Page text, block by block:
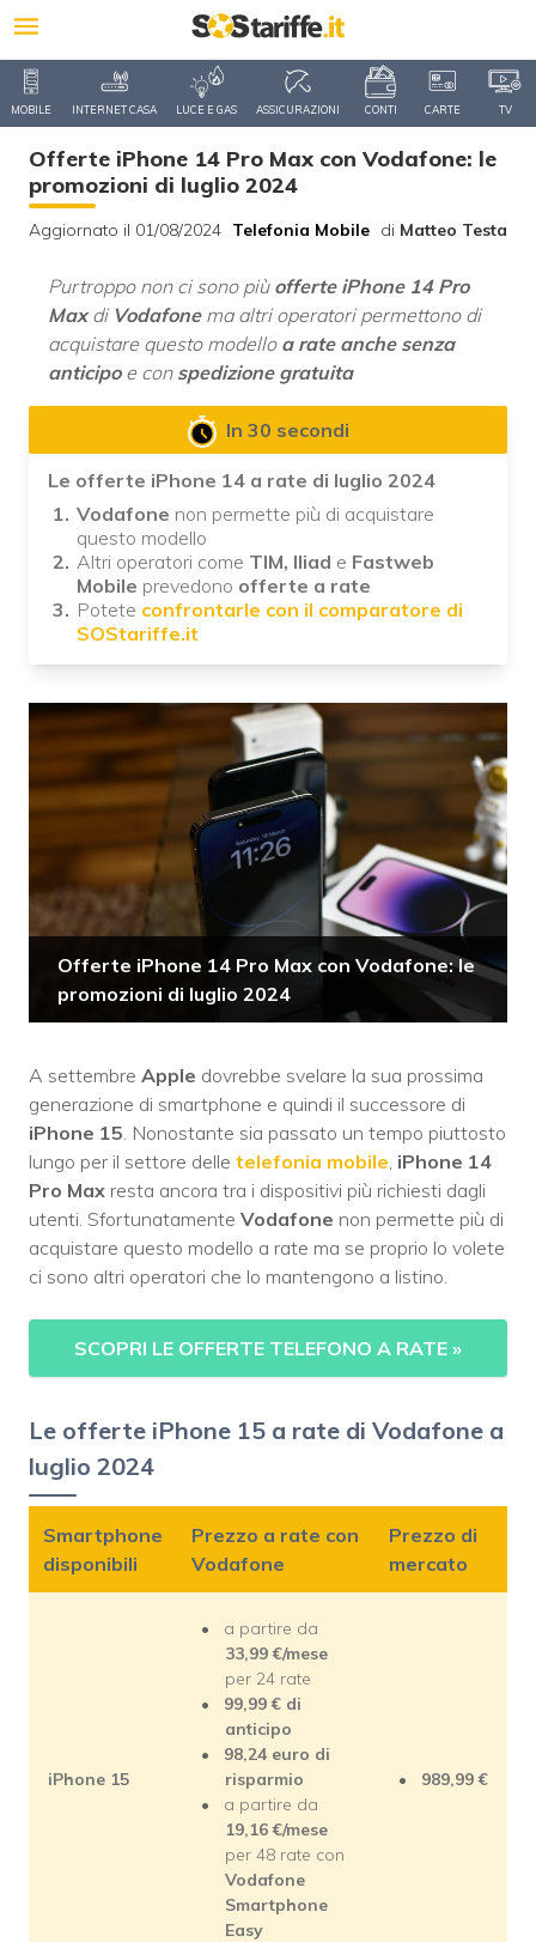
MOBILE INTERNET CASA LUCE E GAS ASSICURAZIONI CONTI CARTE TV
Offerte iPhone 14 Pro Max con Vodafone: le
promozioni di luglio 2024
Aggiornato il 01/08/2024 Telefonia Mobile di Matteo Testa
Purtroppo non ci sono più offerte iPhone 14 Pro
MaxdiVodafonema altri operatori permettono di
acquistare questo modello a rate anche senza
anticipoe con spedizione gratuita
In 30 secondi
Le offerte iPhone 14 a rate di luglio 2024
Vodafone non permette più di acquistare
questo modello
Altri operatori come TIM, Iliad e Fastweb
Mobile prevedono offerte a rate
Potete confrontarle con il comparatore di
SOStariffe.it
Offerte iPhone 14 Pro Max con Vodafone: le
promozioni di luglio 2024
A settembre Apple dovrebbe svelare la sua prossima
generazione di smartphone e quindi il successore di
iPhone 15 . Nonostante sia passato un tempo piuttosto
lungo per il settore delle telefonia mobile iPhone 14
Pro Max resta ancora tra i dispositivi più richiesti dagli
utenti. Sfortunatamente Vodafone non permette più di
acquistare questo modello a rate ma se proprio lo volete
ci sono altri operatori che lo mantengono a listino.
SCOPRI LE OFFERTE TELEFONO A RATE »
Le offerte iPhone 15 a rate di Vodafone a
luglio 2024
Smartphone
disponibili
Prezzo a rate con
Vodafone
Prezzo di
mercato
iPhone 15
a partire da
33,99 €/mese
per 24 rate
99,99 € di
anticipo
98,24 euro di
risparmio
a partire da
19,16 €/mese
per 48 rate con
Vodafone
Smartphone
Easy
989,99 €